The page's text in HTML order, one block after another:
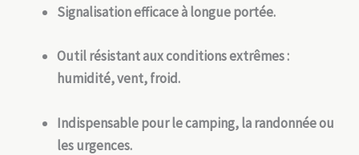
Signalisation efficace à longue portée.
Outil résistant aux conditions extrêmes :
humidité, vent, froid.
Indispensable pour le camping, la randonnée ou
les urgences.